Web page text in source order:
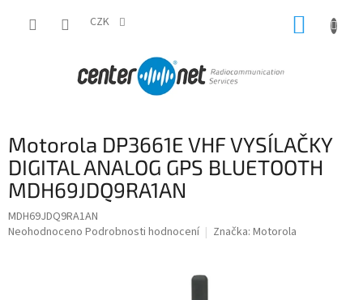
CZK
Motorola DP3661E VHF VYSÍLAČKY
DIGITAL ANALOG GPS BLUETOOTH
MDH69JDQ9RA1AN
MDH69JDQ9RA1AN
Průměrné
Neohodnoceno Podrobnosti hodnocení Značka: Motorola